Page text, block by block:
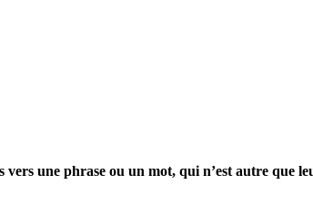
une phrase ou un mot, qui n’est autre que